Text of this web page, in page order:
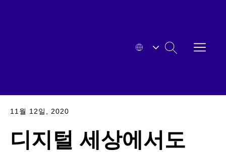
메뉴
열기
HYOSUNG
검색
11월 12일, 2020
디지털 세상에서도